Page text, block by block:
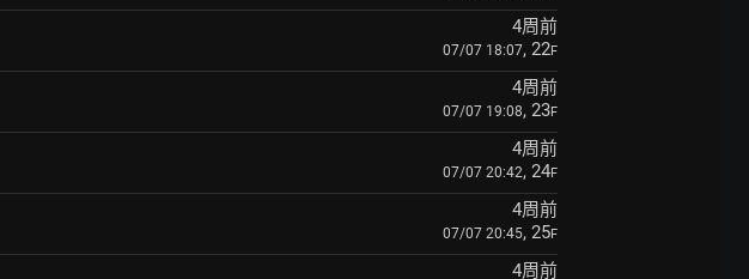
4周前
07/07 18:07, 22F
4周前
07/07 19:08, 23F
4周前
07/07 20:42, 24F
4周前
07/07 20:45, 25F
4周前